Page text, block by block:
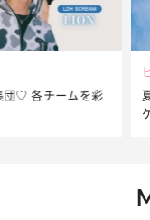
夏だからこそ“水分